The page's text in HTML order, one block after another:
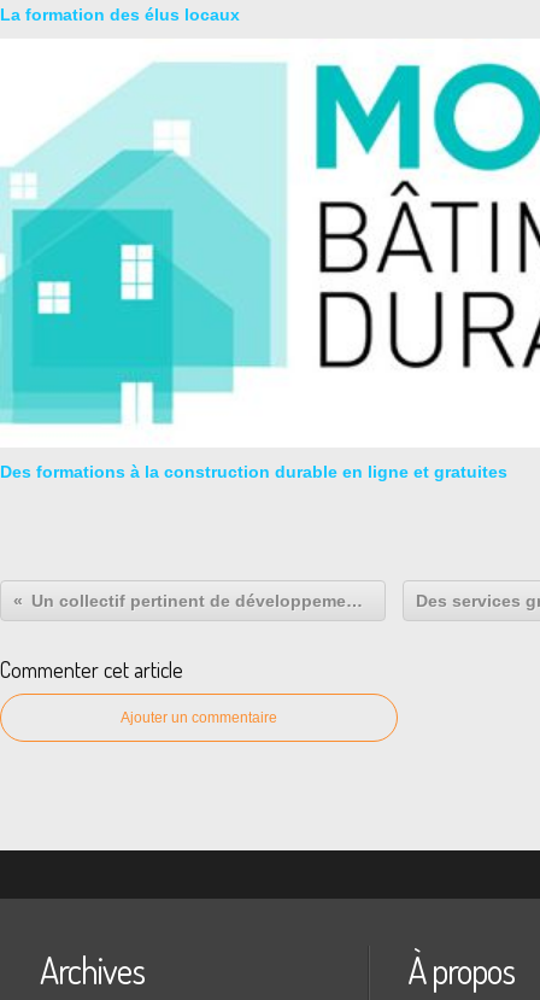
La formation des élus locaux
Des formations à la construction durable en ligne et gratuites
Un collectif pertinent de développement local en Lorraine
Commenter cet article
Ajouter un commentaire
Archives À propos